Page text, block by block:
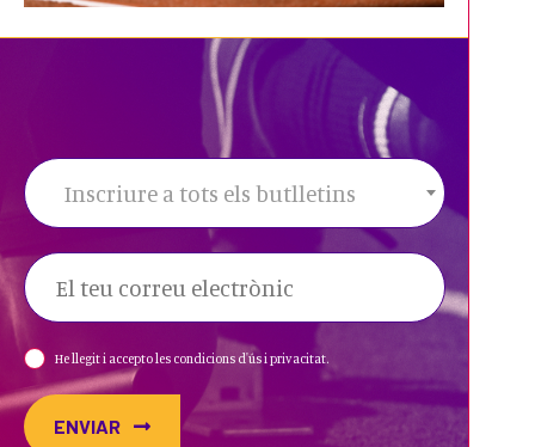
Inscriure a tots els butlletins
He llegit i accepto les condicions d'ús i privacitat.
ENVIAR